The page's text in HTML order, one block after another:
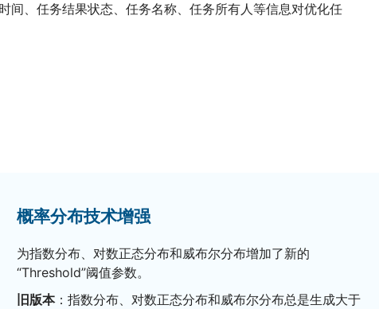
间、任务结果状态、任务名称、任务所有人等信息对优化任
概率分布技术增强
为指数分布、对数正态分布和威布尔分布增加了新的
“Threshold”阈值参数。
旧版本：指数分布、对数正态分布和威布尔分布总是生成大于